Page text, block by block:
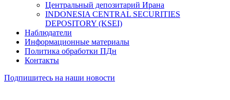
Центральный депозитарий Ирана
INDONESIA CENTRAL SECURITIES
DEPOSITORY (KSEI)
Наблюдатели
Информационные материалы
Политика обработки ПДн
Контакты
Подпишитесь на наши новости